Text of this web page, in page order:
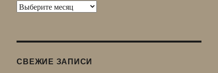
Архив
LJ
СВЕЖИЕ ЗАПИСИ